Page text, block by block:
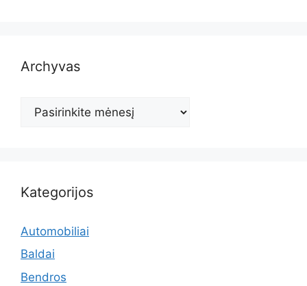
Archyvas
Archyvas
Kategorijos
Automobiliai
Baldai
Bendros